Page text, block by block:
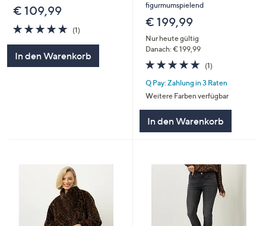
€ 109,99
5.0
von
(1)1
In den Warenkorb
figurmumspielend
€ 199,99
Nur heute gültig
Danach: € 199,99
5.0
von
5
(1)1
Q Pay: Zahlung in 3 Raten
Weitere Farben verfügbar
In den Warenkorb